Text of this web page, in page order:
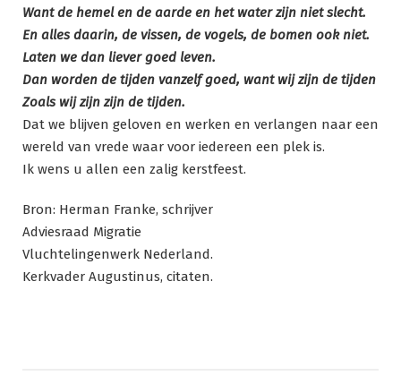
Want de hemel en de aarde en het water zijn niet slecht.
En alles daarin, de vissen, de vogels, de bomen ook niet.
Laten we dan liever goed leven.
Dan worden de tijden vanzelf goed, want wij zijn de tijden
Zoals wij zijn zijn de tijden.
Dat we blijven geloven en werken en verlangen naar een
wereld van vrede waar voor iedereen een plek is.
Ik wens u allen een zalig kerstfeest.
Bron: Herman Franke, schrijver
Adviesraad Migratie
Vluchtelingenwerk Nederland.
Kerkvader Augustinus, citaten.